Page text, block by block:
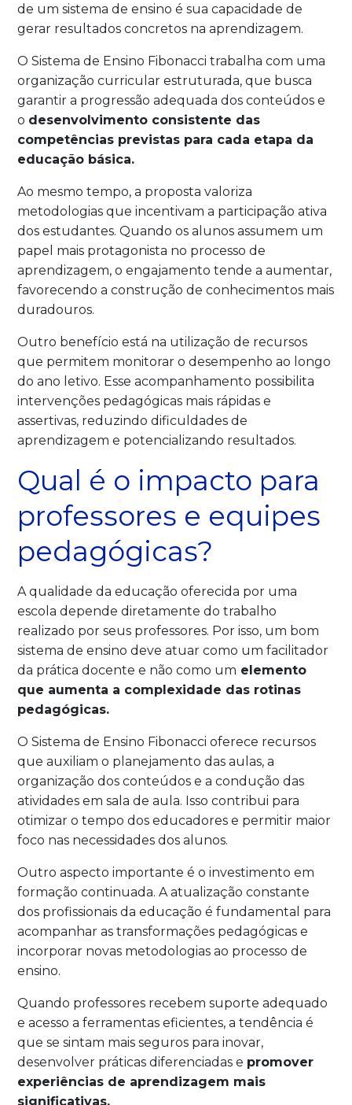
de um sistema de ensino é sua capacidade de
gerar resultados concretos na aprendizagem.
O Sistema de Ensino Fibonacci trabalha com uma
organização curricular estruturada, que busca
garantir a progressão adequada dos conteúdos e
o desenvolvimento consistente das
competências previstas para cada etapa da
educação básica.
Ao mesmo tempo, a proposta valoriza
metodologias que incentivam a participação ativa
dos estudantes. Quando os alunos assumem um
papel mais protagonista no processo de
aprendizagem, o engajamento tende a aumentar,
favorecendo a construção de conhecimentos mais
duradouros.
Outro benefício está na utilização de recursos
que permitem monitorar o desempenho ao longo
do ano letivo. Esse acompanhamento possibilita
intervenções pedagógicas mais rápidas e
assertivas, reduzindo dificuldades de
aprendizagem e potencializando resultados.
Qual é o impacto para
professores e equipes
pedagógicas?
A qualidade da educação oferecida por uma
escola depende diretamente do trabalho
realizado por seus professores. Por isso, um bom
sistema de ensino deve atuar como um facilitador
da prática docente e não como um elemento
que aumenta a complexidade das rotinas
pedagógicas.
O Sistema de Ensino Fibonacci oferece recursos
que auxiliam o planejamento das aulas, a
organização dos conteúdos e a condução das
atividades em sala de aula. Isso contribui para
otimizar o tempo dos educadores e permitir maior
foco nas necessidades dos alunos.
Outro aspecto importante é o investimento em
formação continuada. A atualização constante
dos profissionais da educação é fundamental para
acompanhar as transformações pedagógicas e
incorporar novas metodologias ao processo de
ensino.
Quando professores recebem suporte adequado
e acesso a ferramentas eficientes, a tendência é
que se sintam mais seguros para inovar,
desenvolver práticas diferenciadas e promover
experiências de aprendizagem mais
significativas.